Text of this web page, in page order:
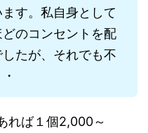
す。私自身として
のコンセントを配
たが、それでも不
れば１個2,000～